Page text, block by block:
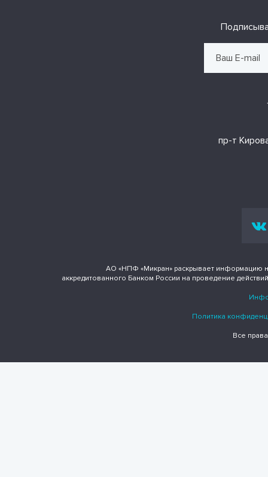
пр-т
АО «НПФ «Микран» раскрывает информацию
аккредитованного Банком России на проведение
Политика
Все